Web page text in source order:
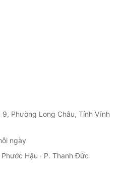
Phường Long Châu, Tỉnh Vĩnh
ngày
Phước Hậu · P. Thanh Đức